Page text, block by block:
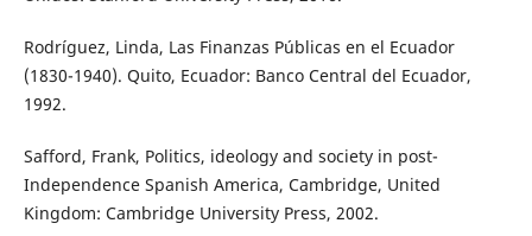
Rodríguez, Linda, Las Finanzas Públicas en el Ecuador
(1830-1940). Quito, Ecuador: Banco Central del Ecuador,
1992.
Safford, Frank, Politics, ideology and society in post-
Independence Spanish America, Cambridge, United
Kingdom: Cambridge University Press, 2002.